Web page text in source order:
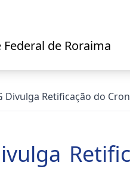
de Roraima
Divulga Retificação do